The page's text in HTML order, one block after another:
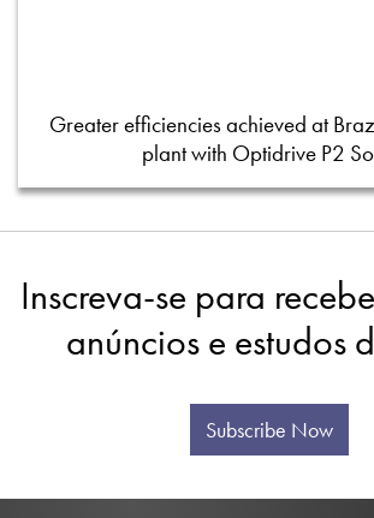
Greater efficiencies achieved at
plant with Optidrive P2
Inscreva-se para
anúncios e estudos
Subscribe Now